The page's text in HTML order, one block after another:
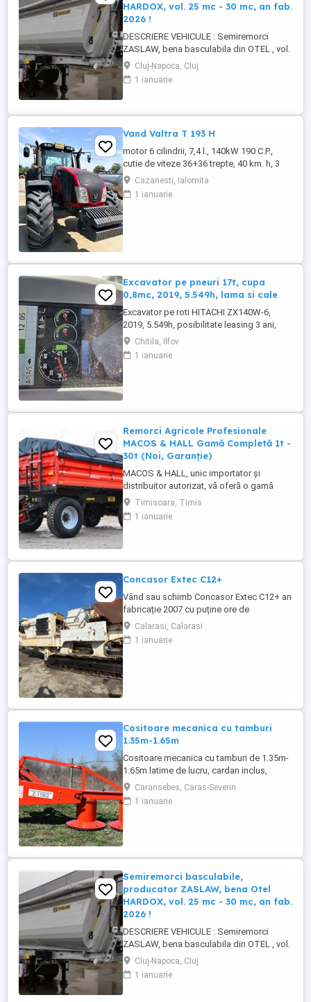
HARDOX, vol. 25 mc - 30 mc, an fab.
2026 !
DESCRIERE VEHICULE : Semiremorci
ZASLAW, bena basculabila din OTEL , vol.
24 mc - 30 mc, (stoc nou 2026 sau in
fabricatie ZASLAW) . DETALII: -
Semiremorci basculabile pe 3 axe, bena
Cluj-Napoca, Cluj
1 ianuarie
Vand Valtra T 193 H
motor 6 cilindrii, 7,4 l., 140kW 190 C.P.,
cutie de viteze 36+36 trepte, 40 km. h, 3
prize hidraulice, 650 65 r 42 spate, 540 65 r
30, 6.240 ore, an 2013, TVA inclus în preț.
Cazanesti, Ialomita
1 ianuarie
Excavator pe pneuri 17t, cupa
0,8mc, 2019, 5.549h, lama si cale
Excavator pe roti HITACHI ZX140W-6,
2019, 5.549h, posibilitate leasing 3 ani,
STARE FOARTE BUNA. Se poate vedea si
proba in Chitila , sos de Centura Bucuresti
la UTIROM INVEST SRL
Chitila, Ilfov
1 ianuarie
Remorci Agricole Profesionale
MACOS & HALL Gamă Completă 1t -
30t (Noi, Garanție)
MACOS & HALL, unic importator și
distribuitor autorizat, vă oferă o gamă
variată de remorci agricole și tehnologice,
special concepute pentru a răspunde
nevoilor fermierilor moderni. Toate
durabilitate și performanță maximă în
Timisoara, Timis
1 ianuarie
Concasor Extec C12+
Vând sau schimb Concasor Extec C12+ an
fabricație 2007 cu puține ore de
funcționare.
Calarasi, Calarasi
1 ianuarie
Cositoare mecanica cu tamburi
1.35m-1.65m
Cositoare mecanica cu tamburi de 1.35m-
1.65m latime de lucru, cardan inclus,
prelata, cheie de cutite Transport in toate
judetele
Caransebes, Caras-Severin
1 ianuarie
Semiremorci basculabile,
producator ZASLAW, bena Otel
HARDOX, vol. 25 mc - 30 mc, an fab.
2026 !
DESCRIERE VEHICULE : Semiremorci
ZASLAW, bena basculabila din OTEL , vol.
24 mc - 30 mc, (stoc nou 2026 sau in
fabricatie ZASLAW) . DETALII: -
Semiremorci basculabile pe 3 axe, bena
Cluj-Napoca, Cluj
1 ianuarie